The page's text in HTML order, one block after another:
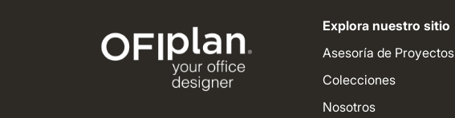
Explora nuestro sitio
Asesoría de Proyectos
Colecciones
Nosotros